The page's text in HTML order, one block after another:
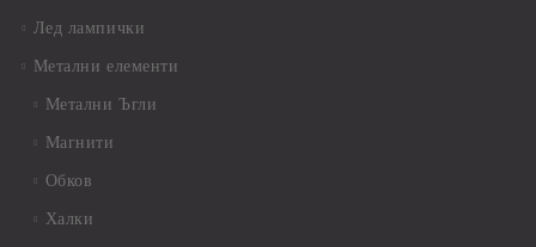
Лед лампички
Метални елементи
Метални Ъгли
Магнити
Обков
Халки